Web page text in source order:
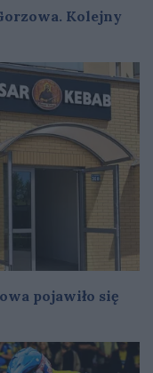
Kolejny
pojawiło się